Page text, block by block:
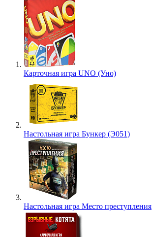
Карточная игра UNO (Уно)
Настольная игра Бункер (Э051)
Настольная игра Место преступления